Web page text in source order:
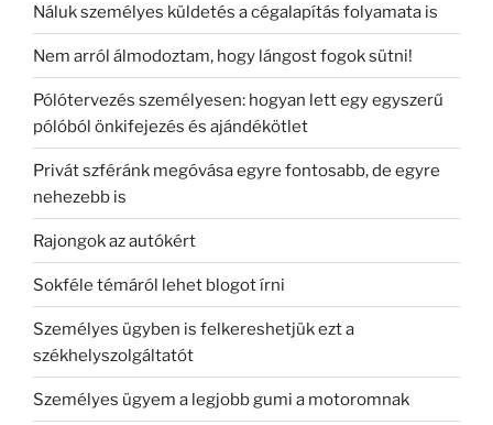
Náluk személyes küldetés a cégalapítás folyamata is
Nem arról álmodoztam, hogy lángost fogok sütni!
Pólótervezés személyesen: hogyan lett egy egyszerű
pólóból önkifejezés és ajándékötlet
Privát szféránk megóvása egyre fontosabb, de egyre
nehezebb is
Rajongok az autókért
Sokféle témáról lehet blogot írni
Személyes ügyben is felkereshetjük ezt a
székhelyszolgáltatót
Személyes ügyem a legjobb gumi a motoromnak